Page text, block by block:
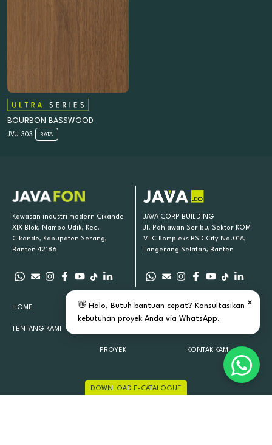
BOURBON BASSWOOD
JVU-303 RATA
Kawasan industri modern Cikande
XIX Blok, Nambo Udik, Kec.
Cikande, Kabupaten Serang,
Banten 42186
JAVA CORP BUILDING
Jl. Pahlawan Seribu, Sektor KOM
VIIC Kompleks BSD City No.01A,
Tangerang Selatan, Banten
HOME
TENTANG KAMI
PRODUK KAMI
PROYEK
INSPIRASI
KONTAK KAMI
DOWNLOAD E-CATALOGUE
×
👋 Halo, Butuh bantuan cepat? Konsultasikan
kebutuhan proyek Anda via WhatsApp.